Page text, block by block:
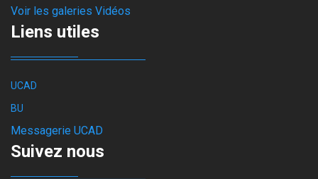
Voir les galeries Vidéos
Liens utiles
UCAD
BU
Messagerie UCAD
Suivez nous